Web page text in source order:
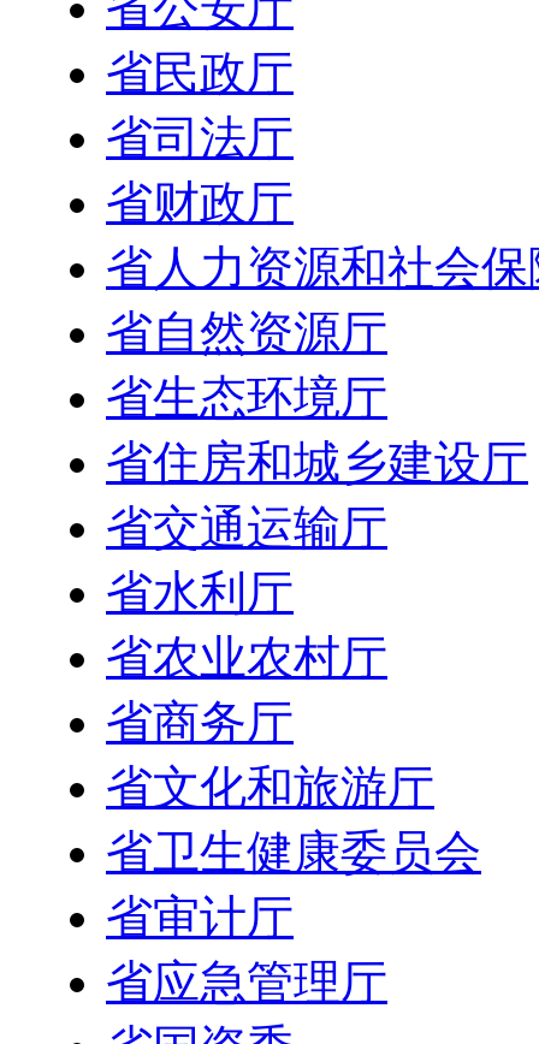
省民政厅
省司法厅
省财政厅
省人力资源和社会
省自然资源厅
省生态环境厅
省住房和城乡建设厅
省交通运输厅
省水利厅
省农业农村厅
省商务厅
省文化和旅游厅
省卫生健康委员会
省审计厅
省应急管理厅